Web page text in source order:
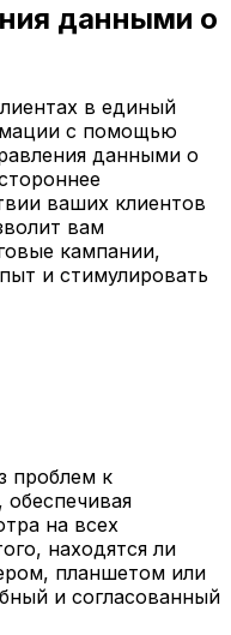
данными о
в единый
с помощью
данными о
ваших клиентов
вам
кампании,
и стимулировать
проблем к
на всех
находятся ли
планшетом или
и согласованный